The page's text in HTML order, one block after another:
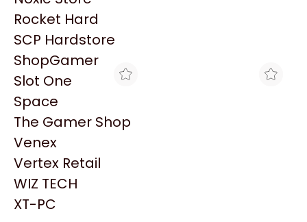
Palit
Philips
PowerColor
Razer
Redragon
Samsung
Sandisk
Sapphire
Seagate
Sentey
Solarmax
Rocket Hard
SCP Hardstore
ShopGamer
Slot One
Space
The Gamer Shop
Venex
Vertex Retail
WIZ TECH
XT-PC
Similares
Explorá más productos similares
INTEGRADOS ARGENTINOS
MOTHER ASUS PRIME
(PRIME B840M-A)
$311.867